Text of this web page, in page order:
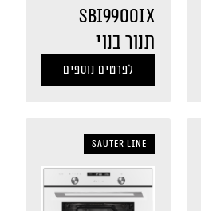
SBI9900IX
תנור בנוי
לפרטים נוספים
sauter LINE